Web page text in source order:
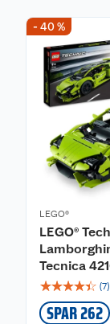
- 40 %
LEGO®
LEGO®
Tecnica
☆☆☆☆☆ (7)
SPAR 262